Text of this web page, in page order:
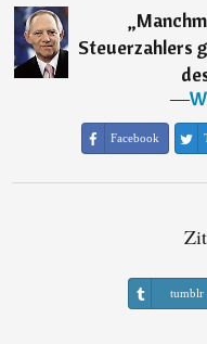
„
Steuerzahlers
―
Facebook
tumblr